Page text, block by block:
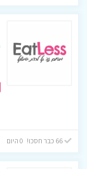
66 כבר חסכו! 0 היום